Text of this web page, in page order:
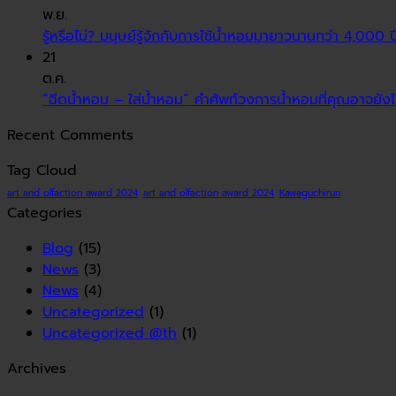
พ.ย.
รู้หรือไม่? มนุษย์รู้จักกับการใช้น้ำหอมมายาวนานกว่า 4,000
21
ต.ค.
“ฉีดน้ำหอม – ใส่น้ำหอม” คำศัพท์วงการน้ำหอมที่คุณอาจยัง
Recent Comments
Tag Cloud
art and olfaction award 2024 art and olfaction award 2024 Kawaguchirun
Categories
Blog (15)
News (3)
News (4)
Uncategorized (1)
Uncategorized @th (1)
Archives